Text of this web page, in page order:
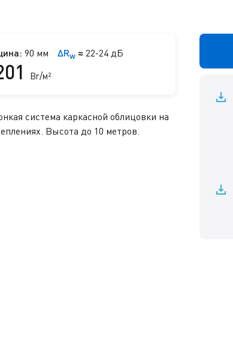
90 мм ΔRw ≈ 22-24 дБ
Br/м²
система каркасной облицовки на
Высота до 10 метров.